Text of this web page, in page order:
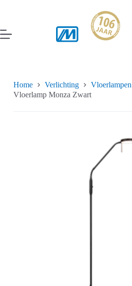
inhoud
Home Verlichting
Vloerlampen
Vloerlamp Monza Zwart